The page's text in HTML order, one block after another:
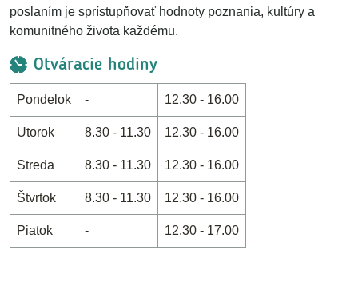
poslaním je sprístupňovať hodnoty poznania, kultúry a
komunitného života každému.
Otváracie hodiny
Pondelok - 12.30 - 16.00
Utorok 8.30 - 11.30 12.30 - 16.00
Streda 8.30 - 11.30 12.30 - 16.00
Štvrtok 8.30 - 11.30 12.30 - 16.00
Piatok - 12.30 - 17.00